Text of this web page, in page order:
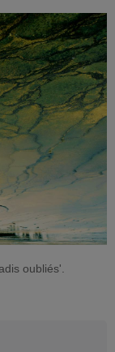
oubliés'.